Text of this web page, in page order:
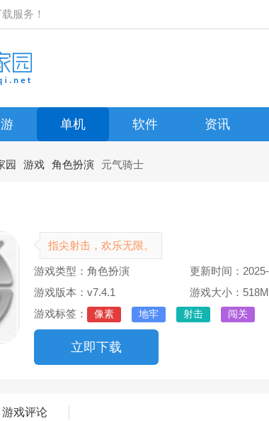
服务！
单机 软件 资讯
园 游戏 角色扮演 元气骑士
指尖射击，欢乐无限。
游戏类型：角色扮演
更新时间：
游戏版本：v7.4.1
游戏大小：
游戏标签：
像素 地牢 射击 闯关
立即下载
游戏评论